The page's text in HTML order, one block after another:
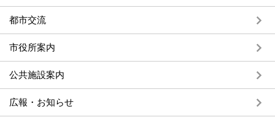
都市交流
市役所案内
公共施設案内
広報・お知らせ